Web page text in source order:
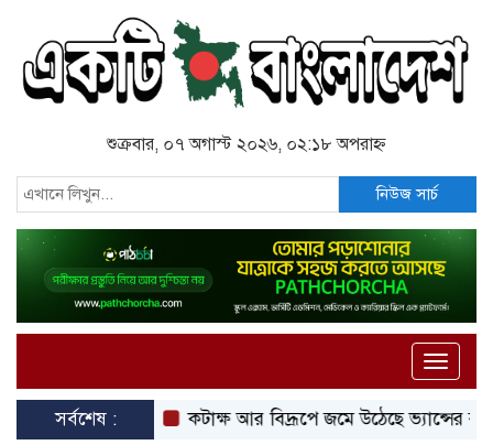
শুক্রবার, ০৭ অগাস্ট ২০২৬, ০২:১৮ অপরাহ্ন
নিউজ সার্চ
Toggle
সর্বশেষ :
কটাক্ষ আর বিদ্রূপে জমে উঠেছে ভ্যান্সের রাজনীতি